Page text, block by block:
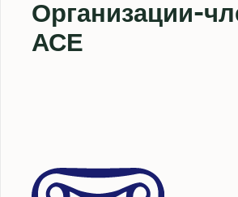
Организации-
АСЕ